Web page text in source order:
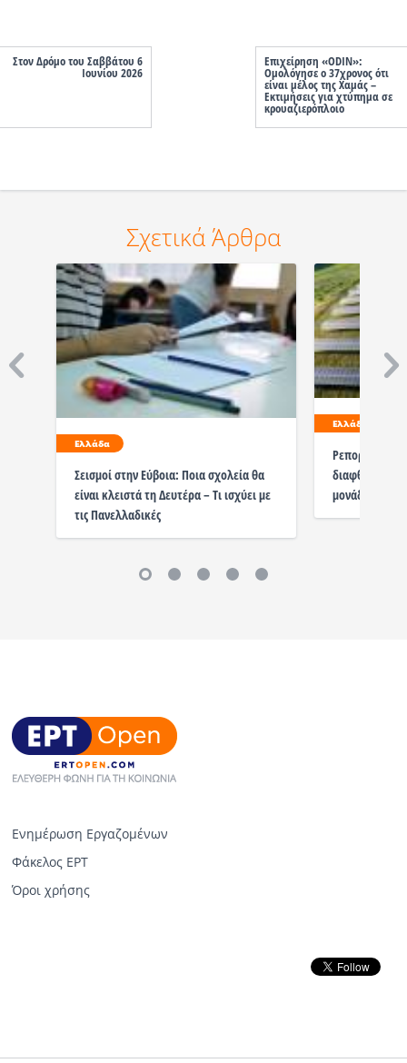
Στον Δρόμο του Σαββάτου 6
Ιουνίου 2026
Επιχείρηση «ODIN»:
Ομολόγησε ο 37χρονος ότι
είναι μέλος της Χαμάς –
Εκτιμήσεις για χτύπημα σε
κρουαζιερόπλοιο
Σχετικά Άρθρα
Ελλάδα
Σεισμοί στην Εύβοια: Ποια σχολεία θα
είναι κλειστά τη Δευτέρα – Τι ισχύει με
τις Πανελλαδικές
Ελλάδα
Ρεπορτάζ /
διαφθορά, με
μονάδα
Ενημέρωση Εργαζομένων
Φάκελος ΕΡΤ
Όροι χρήσης